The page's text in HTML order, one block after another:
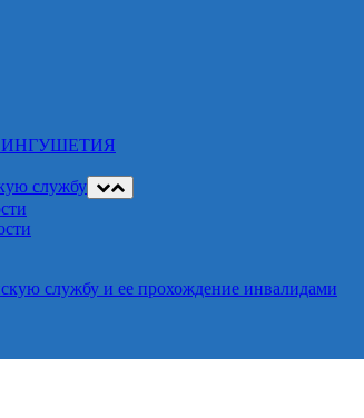
ИНГУШЕТИЯ
службу
службу и ее прохождение инвалидами